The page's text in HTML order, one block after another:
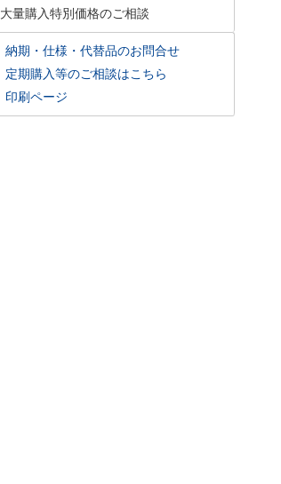
大量購入特別価格のご相談
納期・仕様・代替品のお問合せ
定期購入等のご相談はこちら
印刷ページ